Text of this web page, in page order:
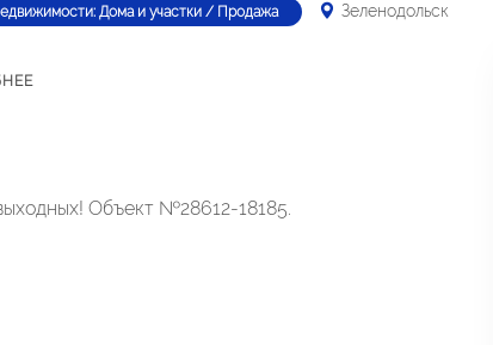
Дома и участки / Продажа Зеленодольск
Объект №28612-18185.